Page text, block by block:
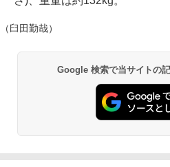
（臼田勤哉）
Google 検索で当サイトの